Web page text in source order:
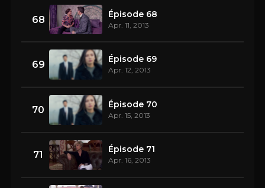
68 Épisode 68
Apr. 11, 2013
69 Épisode 69
Apr. 12, 2013
70 Épisode 70
Apr. 15, 2013
71 Épisode 71
Apr. 16, 2013